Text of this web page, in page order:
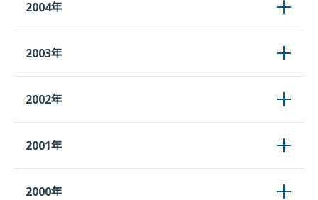
2004年
2003年
2002年
2001年
2000年